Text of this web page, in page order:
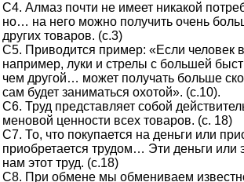
С4. Алмаз почти не имеет никакой
но… на него можно получить очень
других товаров. (с.3)
С5. Приводится пример: «Если человек
например, луки и стрелы с большей
чем другой… может получать больше
сам будет заниматься охотой». (с.10).
С6. Труд представляет собой
меновой ценности всех товаров. (с. 18)
С7. То, что покупается на деньги или
приобретается трудом… Эти деньги или
нам этот труд. (с.18)
С8. При обмене мы обмениваем